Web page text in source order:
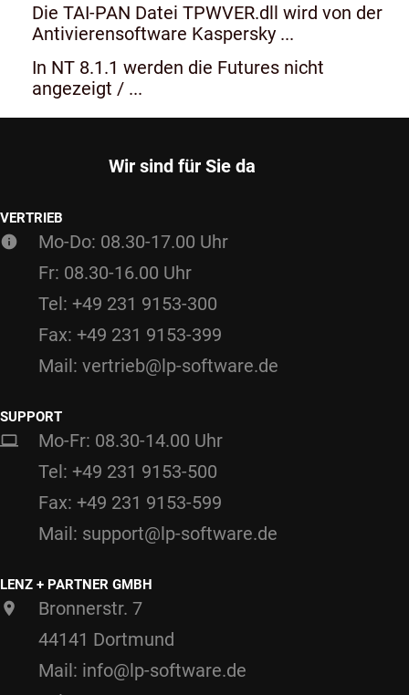
Die TAI-PAN Datei TPWVER.dll wird von der
Antivierensoftware Kaspersky ...
In NT 8.1.1 werden die Futures nicht
angezeigt / ...
Wir sind für Sie da
VERTRIEB
Mo-Do: 08.30-17.00 Uhr
Fr: 08.30-16.00 Uhr
Tel: +49 231 9153-300
Fax: +49 231 9153-399
Mail: vertrieb@lp-software.de
SUPPORT
Mo-Fr: 08.30-14.00 Uhr
Tel: +49 231 9153-500
Fax: +49 231 9153-599
Mail: support@lp-software.de
LENZ + PARTNER GMBH
Bronnerstr. 7
44141 Dortmund
Mail: info@lp-software.de